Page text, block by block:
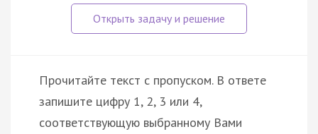
Прочитайте текст с пропуском. В ответе
запишите цифру 1, 2, 3 или 4,
соответствующую выбранному Вами